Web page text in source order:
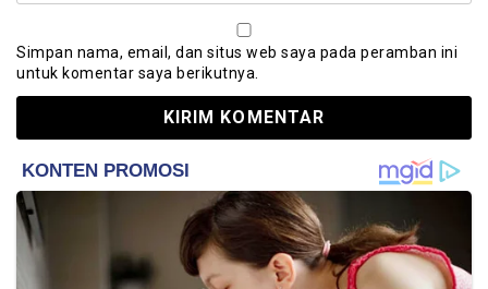
Simpan nama, email, dan situs web saya pada peramban ini
untuk komentar saya berikutnya.